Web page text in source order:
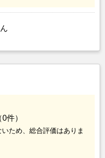
件）
ため、総合評価はありま